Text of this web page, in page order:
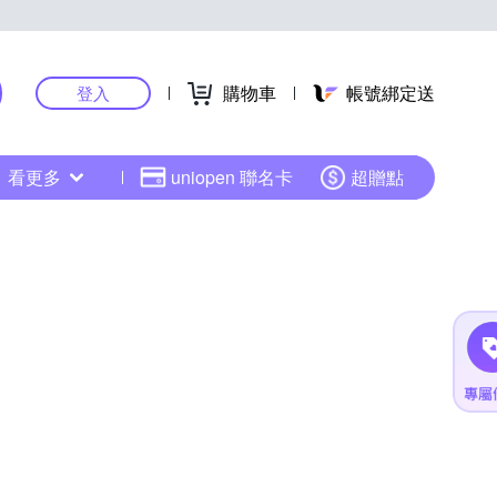
登入 購物車 帳號綁定送
看更多 uniopen 聯名卡 超贈點